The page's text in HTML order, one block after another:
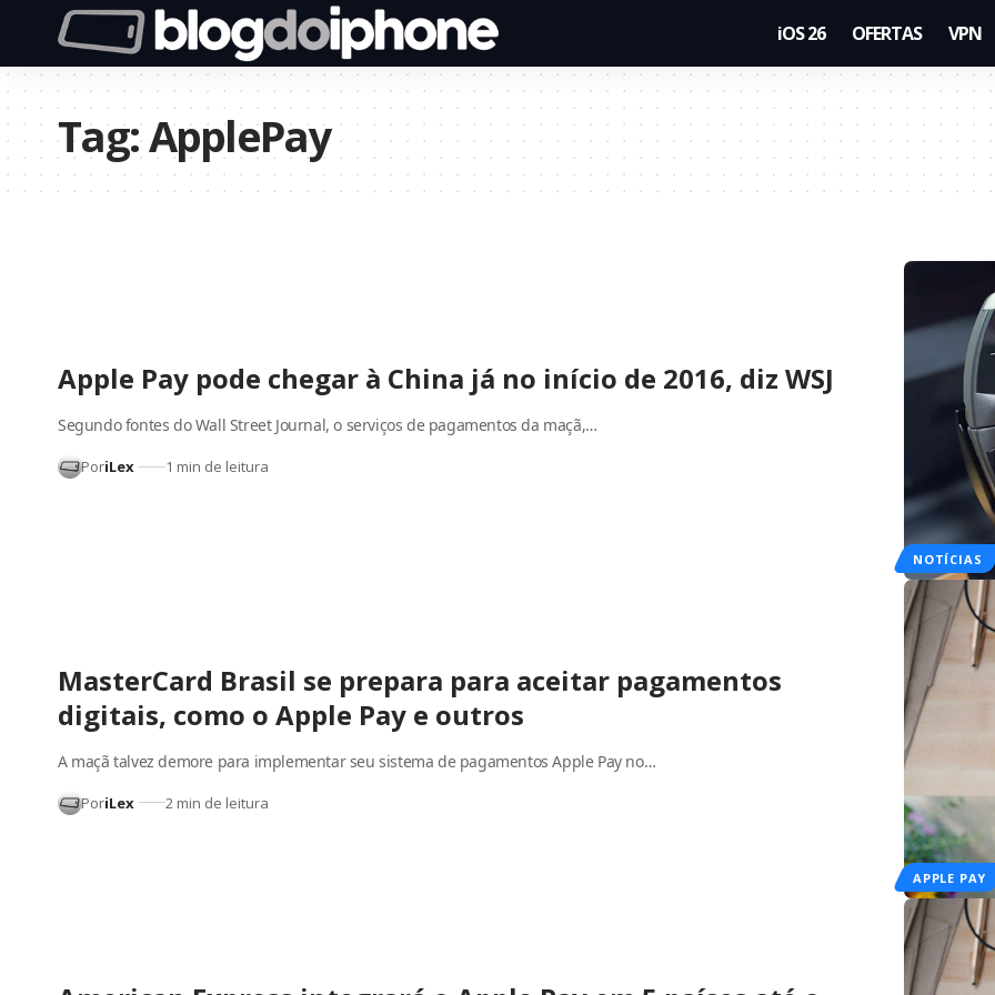
iOS 26 OFERTAS VPN
Tag:ApplePay
NOTÍCIAS
Apple Pay pode chegar à China já no início de 2016, diz WSJ
Segundo fontes do Wall Street Journal, o serviços de pagamentos da maçã,…
PoriLex 1 min de leitura
APPLE PAY
MasterCard Brasil se prepara para aceitar pagamentos
digitais, como o Apple Pay e outros
A maçã talvez demore para implementar seu sistema de pagamentos Apple Pay no…
PoriLex 2 min de leitura